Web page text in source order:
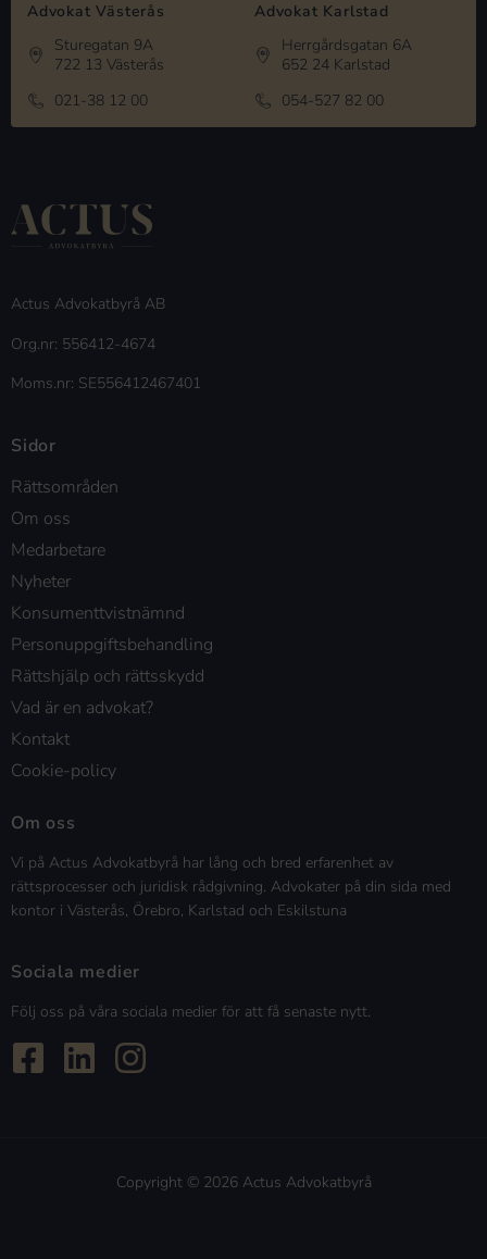
Advokat Västerås
Sturegatan 9A
722 13 Västerås
021-38 12 00
Advokat Karlstad
Herrgårdsgatan 6A
652 24 Karlstad
054-527 82 00
Actus Advokatbyrå AB
Org.nr: 556412-4674
Moms.nr: SE556412467401
Sidor
Rättsområden
Om oss
Medarbetare
Nyheter
Konsumenttvistnämnd
Personuppgiftsbehandling
Rättshjälp och rättsskydd
Vad är en advokat?
Kontakt
Cookie-policy
Om oss
Vi på Actus Advokatbyrå har lång och bred erfarenhet av
rättsprocesser och juridisk rådgivning. Advokater på din sida med
kontor i Västerås, Örebro, Karlstad och Eskilstuna
Sociala medier
Följ oss på våra sociala medier för att få senaste nytt.
Copyright © 2026 Actus Advokatbyrå